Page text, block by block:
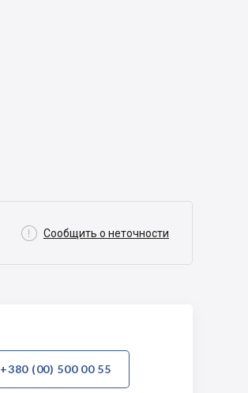
 Сообщить о неточности
+380 (00) 500 00 55